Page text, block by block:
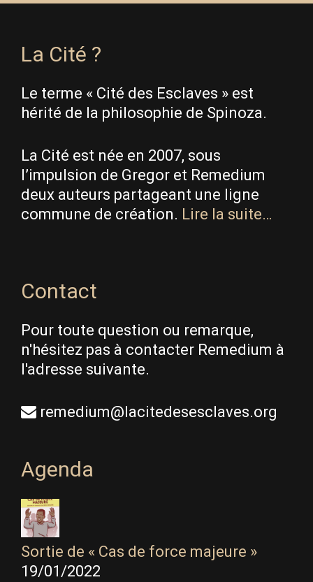
La Cité ?
Le terme « Cité des Esclaves » est
hérité de la philosophie de Spinoza.
La Cité est née en 2007, sous
l’impulsion de Gregor et Remedium
deux auteurs partageant une ligne
commune de création. Lire la suite…
Contact
Pour toute question ou remarque,
n'hésitez pas à contacter Remedium à
l'adresse suivante.
remedium@lacitedesesclaves.org
Agenda
Sortie de « Cas de force majeure »
19/01/2022